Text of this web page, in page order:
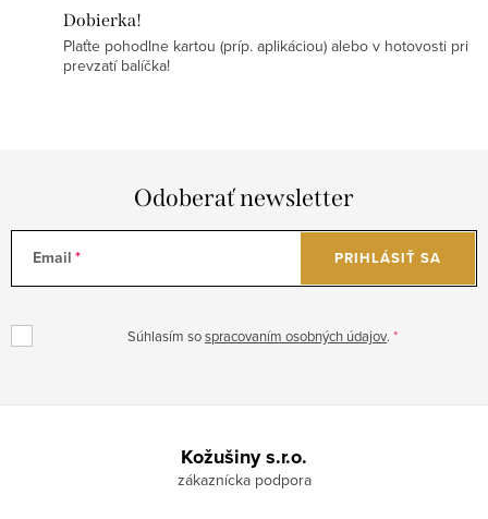
Dobierka!
Plaťte pohodlne kartou (príp. aplikáciou) alebo v hotovosti pri
prevzatí balíčka!
Odoberať newsletter
Email
Súhlasím sospracovaním osobných údajov.
PRIHLÁSIŤ SA
Kožušiny s.r.o.